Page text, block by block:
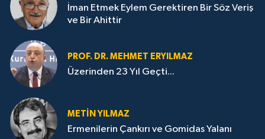
İman Etmek Eylem Gerektiren Bir Söz Veriş
ve Bir Ahittir
PROF. DR. MEHMET ERYILMAZ
Üzerinden 23 Yıl Geçti...
METIN YILMAZ
Ermenilerin Çankırı ve Gomidas Yalanı